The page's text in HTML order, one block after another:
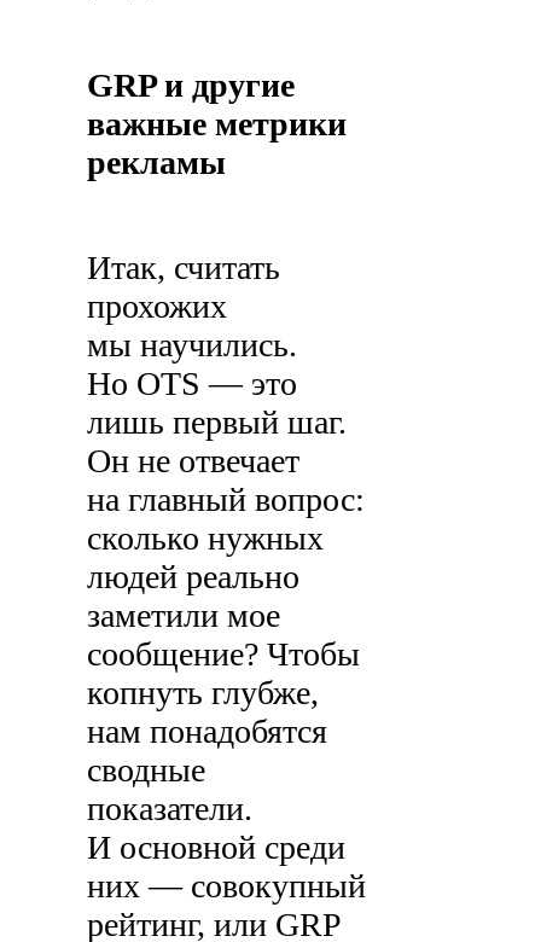
GRP и другие
важные метрики
рекламы
Итак, считать
прохожих
мы научились.
Но OTS — это
лишь первый шаг.
Он не отвечает
на главный вопрос:
сколько нужных
людей реально
заметили мое
сообщение? Чтобы
копнуть глубже,
нам понадобятся
сводные
показатели.
И основной среди
них — совокупный
рейтинг, или GRP